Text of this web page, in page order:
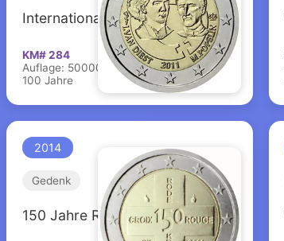
Internationaler Frauentag
KM# 284
Auflage: 5000000
100 Jahre
2014
Gedenk
150 Jahre Rotes Kreuz